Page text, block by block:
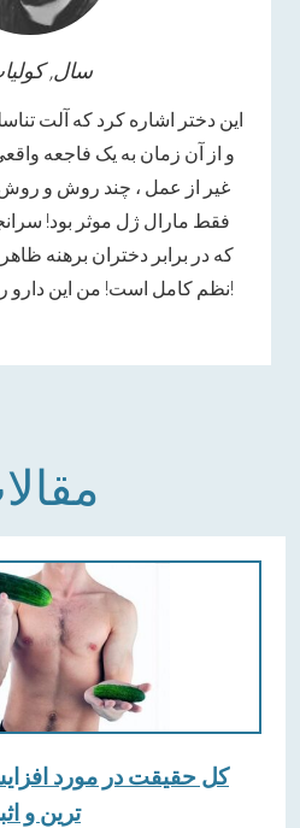
, 28 سال,
این دختر اشاره کرد که آلت
و از آن زمان به یک فاجعه
غیر از عمل ، چند روش و
فقط مارال ژل موثر بود!
که در برابر دختران برهنه
نظم کامل است! من این دارو را به شدت توصیه می کنم!
کل حقیقت در مورد
ترین و